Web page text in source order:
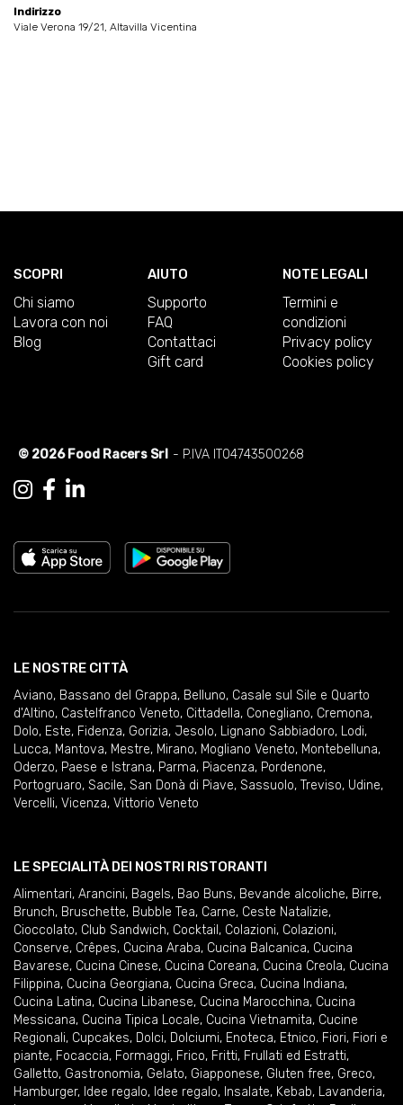
Indirizzo
Viale Verona 19/21, Altavilla Vicentina
SCOPRI
Chi siamo
Lavora con noi
Blog
AIUTO
Supporto
FAQ
Contattaci
Gift card
NOTE LEGALI
Termini e
condizioni
Privacy policy
Cookies policy
© 2026 Food Racers Srl - P.IVA IT04743500268
LE NOSTRE CITTÀ
Aviano, Bassano del Grappa, Belluno, Casale sul Sile e Quarto
d'Altino, Castelfranco Veneto, Cittadella, Conegliano, Cremona,
Dolo, Este, Fidenza, Gorizia, Jesolo, Lignano Sabbiadoro, Lodi,
Lucca, Mantova, Mestre, Mirano, Mogliano Veneto, Montebelluna,
Oderzo, Paese e Istrana, Parma, Piacenza, Pordenone,
Portogruaro, Sacile, San Donà di Piave, Sassuolo, Treviso, Udine,
Vercelli, Vicenza, Vittorio Veneto
LE SPECIALITÀ DEI NOSTRI RISTORANTI
Alimentari, Arancini, Bagels, Bao Buns, Bevande alcoliche, Birre,
Brunch, Bruschette, Bubble Tea, Carne, Ceste Natalizie,
Cioccolato, Club Sandwich, Cocktail , Colazioni, Colazioni,
Conserve, Crêpes, Cucina Araba, Cucina Balcanica, Cucina
Bavarese, Cucina Cinese, Cucina Coreana, Cucina Creola, Cucina
Filippina, Cucina Georgiana, Cucina Greca, Cucina Indiana,
Cucina Latina, Cucina Libanese, Cucina Marocchina, Cucina
Messicana, Cucina Tipica Locale, Cucina Vietnamita, Cucine
Regionali, Cupcakes, Dolci, Dolciumi, Enoteca, Etnico, Fiori, Fiori e
piante, Focaccia, Formaggi, Frico, Fritti, Frullati ed Estratti,
Galletto, Gastronomia, Gelato, Giapponese, Gluten free, Greco,
Hamburger, Idee regalo, Idee regalo, Insalate, Kebab, Lavanderia,